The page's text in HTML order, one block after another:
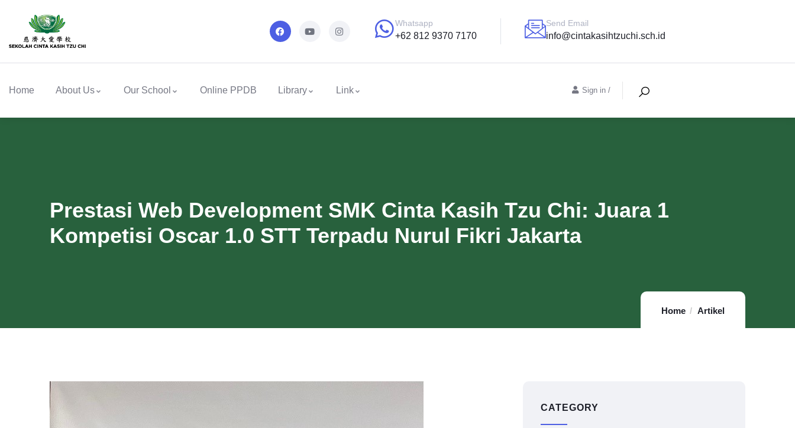
Whatsapp
+62 812 9370 7170
Send Email
info@cintakasihtzuchi.sch.id
Home About Us Our School Online PPDB Library Link Sign in /
Prestasi Web Development SMK Cinta Kasih Tzu Chi: Juara 1
Kompetisi Oscar 1.0 STT Terpadu Nurul Fikri Jakarta
Home Artikel
CATEGORY